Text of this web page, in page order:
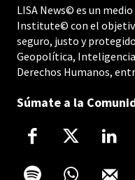
LISA News© es un
Institute© con el
seguro, justo y
Geopolítica,
Derechos Humanos,
Súmate a la